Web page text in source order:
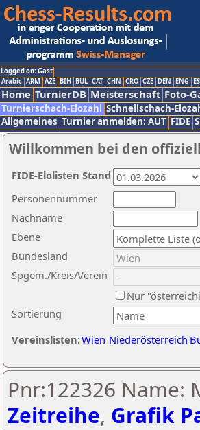
Logged on: Gast
Arabic ARM AZE BIH BUL CAT CHN CRO CZE DEN ENG
Home TurnierDB Meisterschaft Foto-
Turnierschach-Elozahl Schnellschach-
Allgemeines Turnier anmelden: AUT FIDE
Willkommen bei den
Nachname
Ebene
Sortierung
Personennummer
Bundesland
Spgem./Kreis/Verein
Nur
Vereinslisten:Wien Niederösterreich
FIDE-Elolisten Stand
Pnr:122326 Name:
Zeitreihe, Grafik